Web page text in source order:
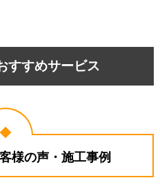
すすめサービス
様の声・施工事例